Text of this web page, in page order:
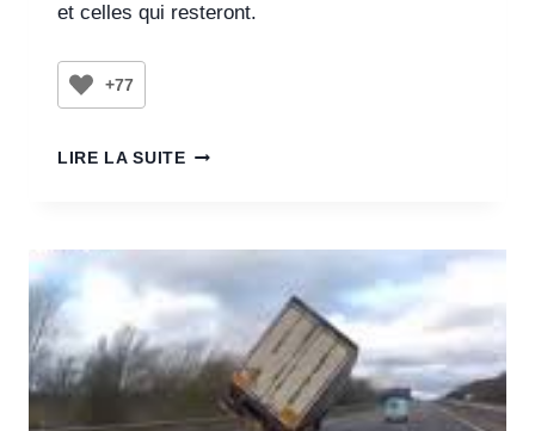
et celles qui resteront.
+77
LIRE LA SUITE